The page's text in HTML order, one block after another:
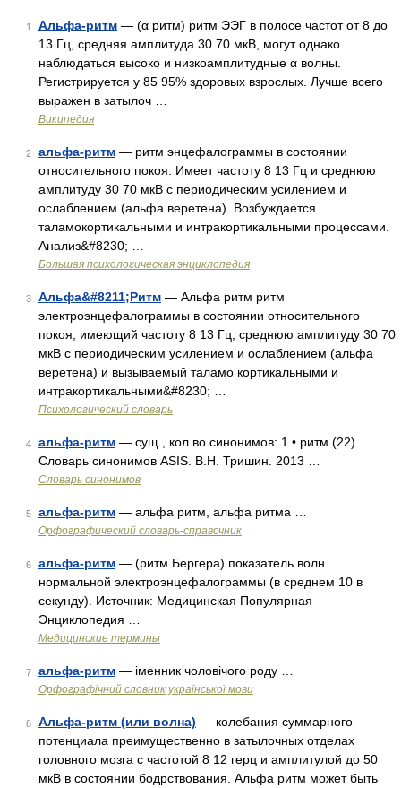
1 Альфа-ритм — (α ритм) ритм ЭЭГ в полосе частот от 8 до
13 Гц, средняя амплитуда 30 70 мкВ, могут однако
наблюдаться высоко и низкоамплитудные α волны.
Регистрируется у 85 95% здоровых взрослых. Лучше всего
выражен в затылоч …
Википедия
2 альфа-ритм — ритм энцефалограммы в состоянии
относительного покоя. Имеет частоту 8 13 Гц и среднюю
амплитуду 30 70 мкВ с периодическим усилением и
ослаблением (альфа веретена). Возбуждается
таламокортикальными и интракортикальными процессами.
Анализ&#8230; …
Большая психологическая энциклопедия
3 Альфа&#8211;Ритм — Альфа ритм ритм
электроэнцефалограммы в состоянии относительного
покоя, имеющий частоту 8 13 Гц, среднюю амплитуду 30 70
мкВ с периодическим усилением и ослаблением (альфа
веретена) и вызываемый таламо кортикальными и
интракортикальными&#8230; …
Психологический словарь
4 альфа-ритм — сущ., кол во синонимов: 1 • ритм (22)
Словарь синонимов ASIS. В.Н. Тришин. 2013 …
Словарь синонимов
5 альфа-ритм — альфа ритм, альфа ритма …
Орфографический словарь-справочник
6 альфа-ритм — (ритм Бергера) показатель волн
нормальной электроэнцефалограммы (в среднем 10 в
секунду). Источник: Медицинская Популярная
Энциклопедия …
Медицинские термины
7 альфа-ритм — іменник чоловічого роду …
Орфографічний словник української мови
8 Альфа-ритм (или волна) — колебания суммарного
потенциала преимущественно в затылочных отделах
головного мозга с частотой 8 12 герц и амплитулой до 50
мкВ в состоянии бодрствования. Альфа ритм может быть